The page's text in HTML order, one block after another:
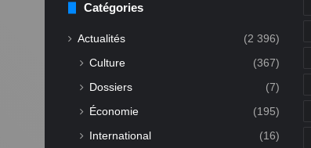
Catégories
Actualités (2 396)
Culture
(367)
Dossiers
(7)
Économie
(195)
International
(16)